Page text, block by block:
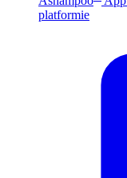
platformie